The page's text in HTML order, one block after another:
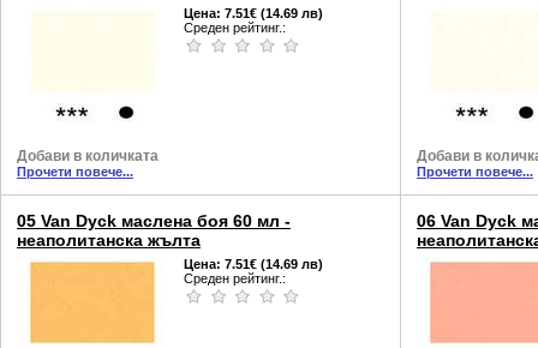
Цена: 7.51€ (14.69 лв)
Среден рейтинг.:
Добави в количката
Прочети повече...
Добави в
Прочети повече...
05 Van Dyck маслена боя 60 мл -
неаполитанска жълта
Цена: 7.51€ (14.69 лв)
Среден рейтинг.:
06 Van Dyck